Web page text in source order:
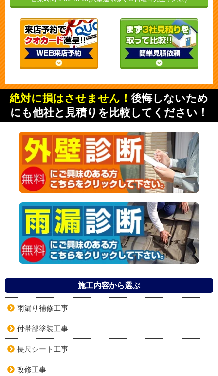
絶対に損はさせません！ 後悔しないため
にも他社と見積りを比較してください！
施工内容から選ぶ
雨漏り補修工事
付帯部塗装工事
長尺シート工事
改修工事